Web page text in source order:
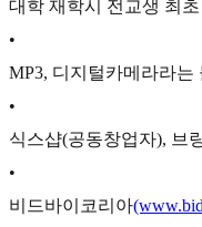
대학 재학시 전교생 최
•
MP3, 디지털카메라라는
•
식스샵(공동창업자), 브
•
비드바이코리아